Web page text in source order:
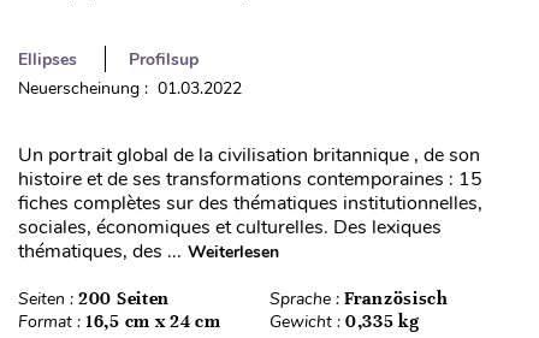
Ellipses
Profilsup
Neuerscheinung : 01.03.2022
Un portrait global de la civilisation britannique , de son
histoire et de ses transformations contemporaines : 15
fiches complètes sur des thématiques institutionnelles,
sociales, économiques et culturelles. Des lexiques
thématiques, des ... Weiterlesen
Seiten : 200 Seiten Sprache : Französisch
Format : 16,5 cm x 24 cm Gewicht : 0,335 kg